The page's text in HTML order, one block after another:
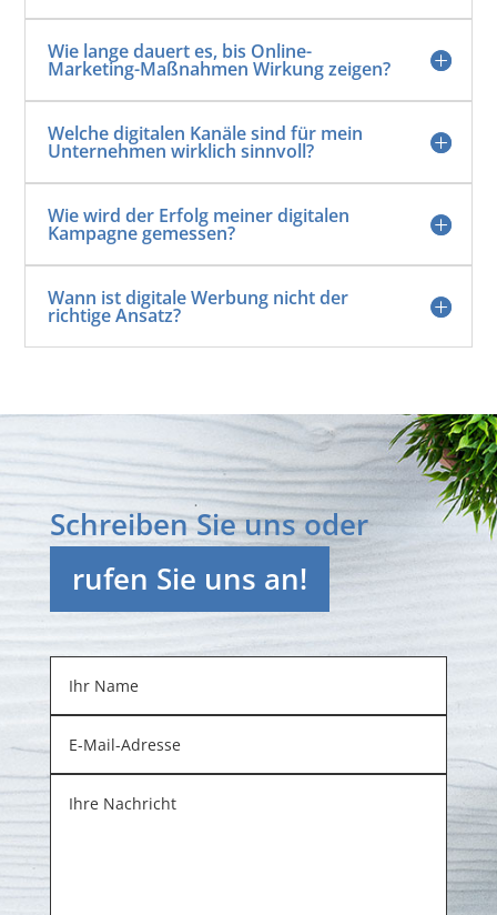
Wie lange dauert es, bis Online-
Marketing-Maßnahmen Wirkung zeigen?
Welche digitalen Kanäle sind für mein
Unternehmen wirklich sinnvoll?
Wie wird der Erfolg meiner digitalen
Kampagne gemessen?
Wann ist digitale Werbung nicht der
richtige Ansatz?
Schreiben Sie uns oder
rufen Sie uns an!